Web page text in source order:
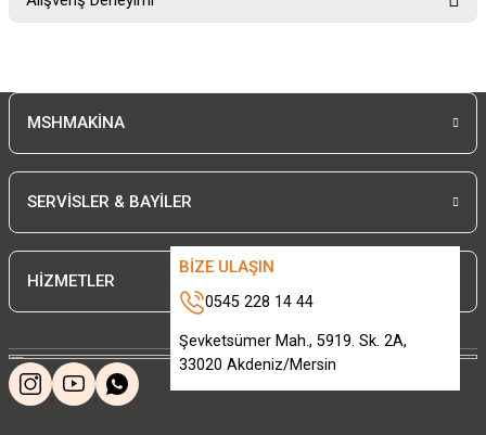
yetersiz gördüğünüz noktaları öneri formunu kullanarak tarafımıza
Ürün fiyatı diğer sitelerden daha pahalı.
Gönder
Deneyimini Paylaş
MSHMAKİNA
SERVİSLER & BAYİLER
HİZMETLER
BİZE ULAŞIN
0545 228 14 44
Şevketsümer Mah., 5919. Sk. 2A,
33020 Akdeniz/Mersin